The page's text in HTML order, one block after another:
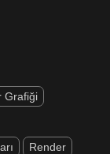
Grafiği
Render